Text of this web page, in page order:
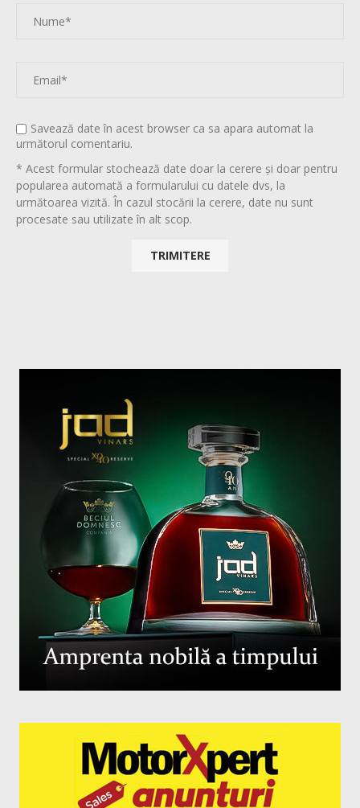
Savează date în acest browser ca sa apara automat la
următorul comentariu.
* Acest formular stochează date doar la cerere și doar pentru
popularea automată a formularului cu datele dvs, la
următoarea vizită. În cazul stocării la cerere, date nu sunt
procesate sau utilizate în alt scop.